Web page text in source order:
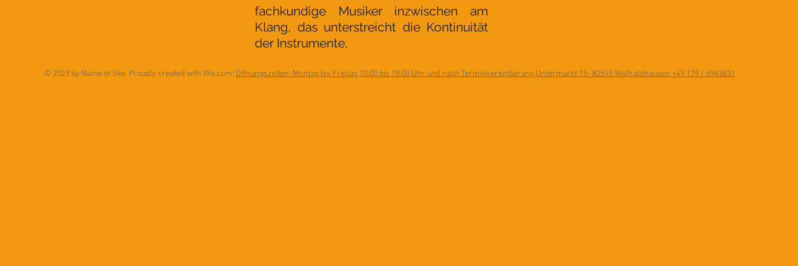
fachkundige Musiker inzwischen am
Klang, das unterstreicht die Kontinuität
der Instrumente,
© 2023 by Name of Site. Proudly created with Wix.com: Öffnungszeiten: Montag bis Freitag 10:00 bis 18:00 Uhr und nach Terminvereinbarung Untermarkt 15- 82515 Wolfratshausen +49 179 / 6963831